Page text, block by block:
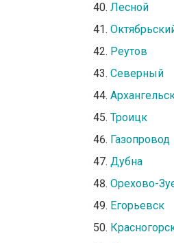
Лесной
Реутов
Северный
Троицк
Газопровод
Дубна
Орехово-
Егорьевск